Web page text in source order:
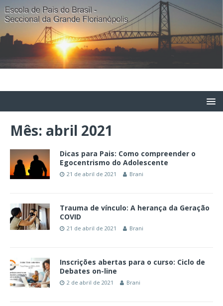
Mês: abril 2021
Dicas para Pais: Como compreender o
Egocentrismo do Adolescente
21 de abril de 2021 Brani
Trauma de vínculo: A herança da Geração
COVID
21 de abril de 2021 Brani
Inscrições abertas para o curso: Ciclo de
Debates on-line
2 de abril de 2021 Brani